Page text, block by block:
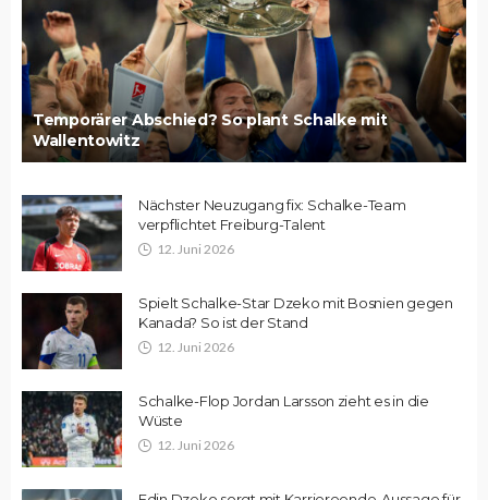
Temporärer Abschied? So plant Schalke mit
Wallentowitz
Nächster Neuzugang fix: Schalke-Team
verpflichtet Freiburg-Talent
12. Juni 2026
Spielt Schalke-Star Dzeko mit Bosnien gegen
Kanada? So ist der Stand
12. Juni 2026
Schalke-Flop Jordan Larsson zieht es in die
Wüste
12. Juni 2026